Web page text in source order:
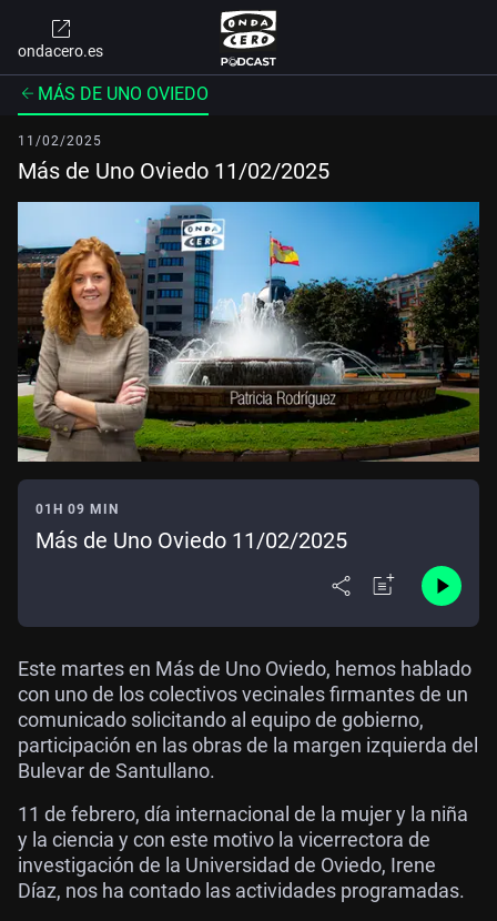
ondacero.es
MÁS DE UNO OVIEDO
11/02/2025
Más de Uno Oviedo 11/02/2025
01H 09 MIN
Más de Uno Oviedo 11/02/2025
Este martes en Más de Uno Oviedo, hemos hablado
con uno de los colectivos vecinales firmantes de un
comunicado solicitando al equipo de gobierno,
participación en las obras de la margen izquierda del
Bulevar de Santullano.
11 de febrero, día internacional de la mujer y la niña
y la ciencia y con este motivo la vicerrectora de
investigación de la Universidad de Oviedo, Irene
Díaz, nos ha contado las actividades programadas.